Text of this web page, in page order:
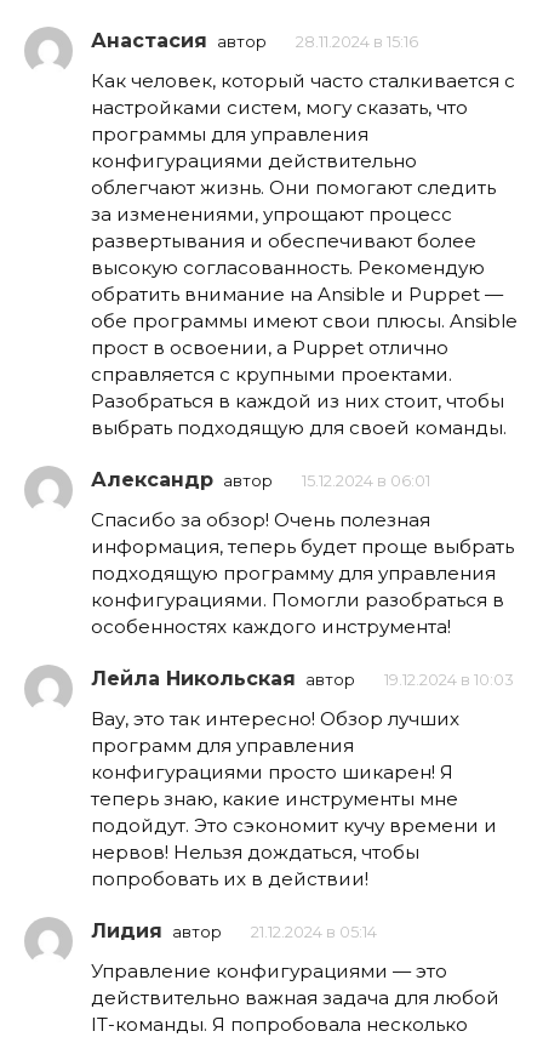
Анастасия автор 28.11.2024 в 15:16
Как человек, который часто сталкивается с
настройками систем, могу сказать, что
программы для управления
конфигурациями действительно
облегчают жизнь. Они помогают следить
за изменениями, упрощают процесс
развертывания и обеспечивают более
высокую согласованность. Рекомендую
обратить внимание на Ansible и Puppet —
обе программы имеют свои плюсы. Ansible
прост в освоении, а Puppet отлично
справляется с крупными проектами.
Разобраться в каждой из них стоит, чтобы
выбрать подходящую для своей команды.
Александр автор 15.12.2024 в 06:01
Спасибо за обзор! Очень полезная
информация, теперь будет проще выбрать
подходящую программу для управления
конфигурациями. Помогли разобраться в
особенностях каждого инструмента!
Лейла Никольская автор 19.12.2024 в 10:03
Вау, это так интересно! Обзор лучших
программ для управления
конфигурациями просто шикарен! Я
теперь знаю, какие инструменты мне
подойдут. Это сэкономит кучу времени и
нервов! Нельзя дождаться, чтобы
попробовать их в действии!
Лидия автор 21.12.2024 в 05:14
Управление конфигурациями — это
действительно важная задача для любой
IT-команды. Я попробовала несколько